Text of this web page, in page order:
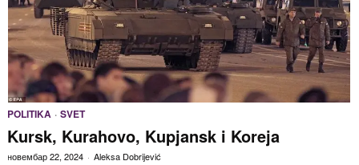
POLITIKA · SVET
Kursk, Kurahovo, Kupjansk i Koreja
новембар 22, 2024 Aleksa Dobrijević